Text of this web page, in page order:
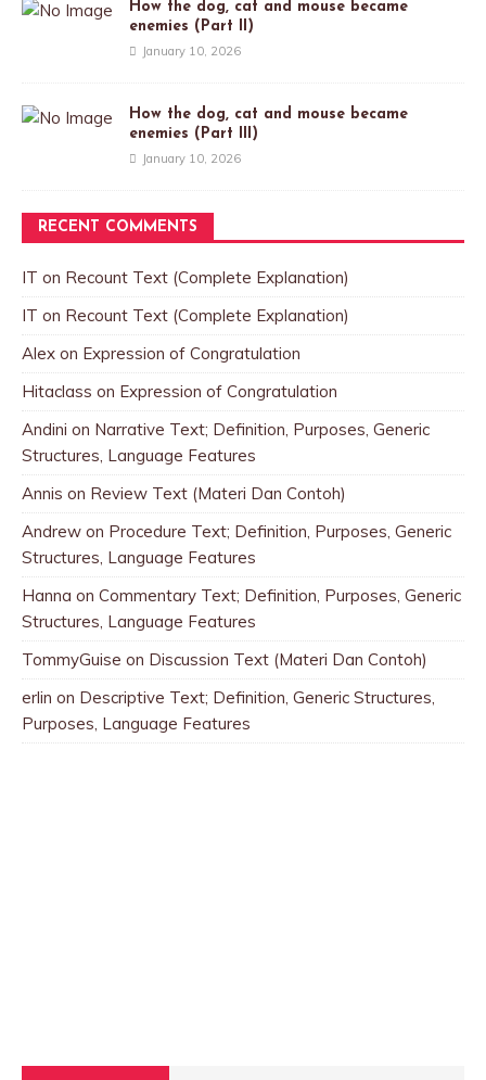
How the dog, cat and mouse became
enemies (Part II)
January 10, 2026
How the dog, cat and mouse became
enemies (Part III)
January 10, 2026
RECENT COMMENTS
IT on Recount Text (Complete Explanation)
IT on Recount Text (Complete Explanation)
Alex on Expression of Congratulation
Hitaclass on Expression of Congratulation
Andini on Narrative Text; Definition, Purposes, Generic
Structures, Language Features
Annis on Review Text (Materi Dan Contoh)
Andrew on Procedure Text; Definition, Purposes, Generic
Structures, Language Features
Hanna on Commentary Text; Definition, Purposes, Generic
Structures, Language Features
TommyGuise on Discussion Text (Materi Dan Contoh)
erlin on Descriptive Text; Definition, Generic Structures,
Purposes, Language Features